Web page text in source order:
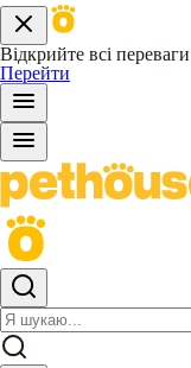
Відкрийте всі
Перейти